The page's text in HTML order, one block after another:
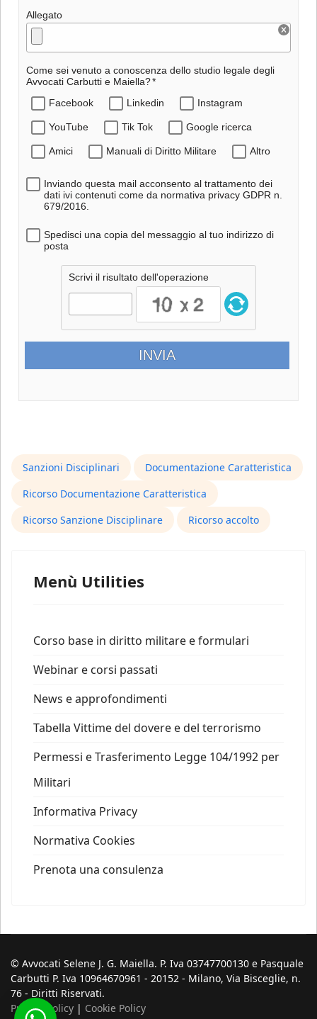
Allegato
Come sei venuto a conoscenza dello studio legale degli
Avvocati Carbutti e Maiella?
Facebook
Linkedin Instagram
YouTube Tik Tok Google ricerca
Amici Manuali di Diritto Militare Altro
Inviando questa mail acconsento al trattamento dei
dati ivi contenuti come da normativa privacy GDPR n.
679/2016.
Spedisci una copia del messaggio al tuo indirizzo di
posta
Scrivi il risultato dell'operazione
Sanzioni Disciplinari
Documentazione Caratteristica
Ricorso Documentazione Caratteristica
Ricorso Sanzione Disciplinare
Ricorso accolto
Menù Utilities
Corso base in diritto militare e formulari
Webinar e corsi passati
News e approfondimenti
Tabella Vittime del dovere e del terrorismo
Permessi e Trasferimento Legge 104/1992 per
Militari
Informativa Privacy
Normativa Cookies
Prenota una consulenza
© Avvocati Selene J. G. Maiella. P. Iva 03747700130 e Pasquale
Carbutti P. Iva 10964670961 - 20152 - Milano, Via Bisceglie, n.
76 - Diritti Riservati.
Privacy Policy | Cookie Policy